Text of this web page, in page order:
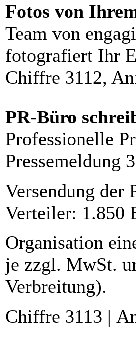
Fotos von
Team von
fotografiert Ihr
Chiffre 3112,
PR-Büro
Professionelle
Pressemeldung
Versendung der
Verteiler: 1.850
Organisation
je zzgl. MwSt.
Verbreitung).
Chiffre 3113 |